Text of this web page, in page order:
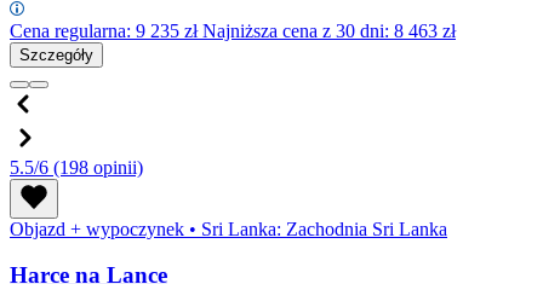
Cena regularna: 9 235 złNajniższa cena z 30 dni: 8 463 zł
Szczegóły
5.5/6 (198 opinii)
Objazd + wypoczynek • Sri Lanka: Zachodnia Sri Lanka
Harce na Lance